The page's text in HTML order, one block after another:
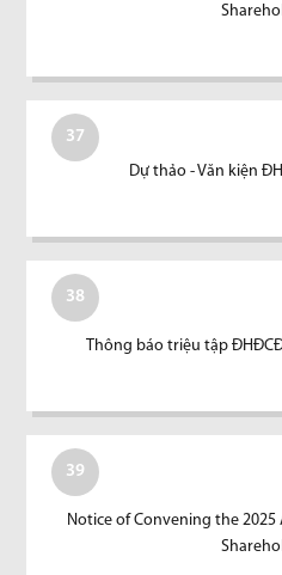
37
Dự thảo - Văn kiện
38
Thông báo triệu tập
39
Notice of Convening the